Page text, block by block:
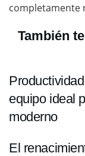
completamente
También
equipo ideal
moderno
El